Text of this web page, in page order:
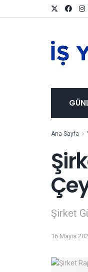
Ana Sayfa
Şirket
16 Mayıs